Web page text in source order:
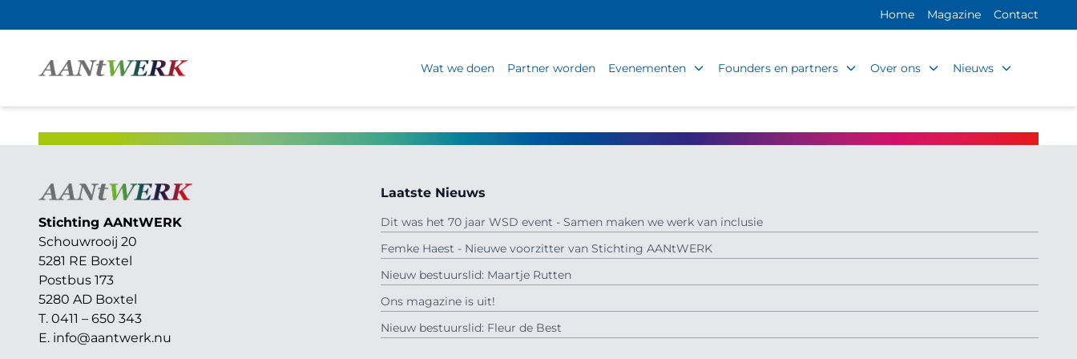
Home Magazine Contact
Wat we doen Partner worden Evenementen Founders en partners Over ons Nieuws
Stichting AANtWERK
Schouwrooij 20
5281 RE Boxtel
Postbus 173
5280 AD Boxtel
T. 0411 – 650 343
E. info@aantwerk.nu
Laatste Nieuws
Dit was het 70 jaar WSD event - Samen maken we werk van inclusie
Femke Haest - Nieuwe voorzitter van Stichting AANtWERK
Nieuw bestuurslid: Maartje Rutten
Ons magazine is uit!
Nieuw bestuurslid: Fleur de Best